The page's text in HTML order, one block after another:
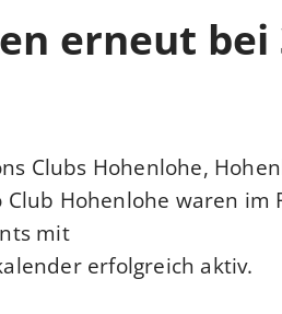
erneut bei
Clubs Hohenlohe,
Hohenlohe waren im
mit
erfolgreich aktiv.